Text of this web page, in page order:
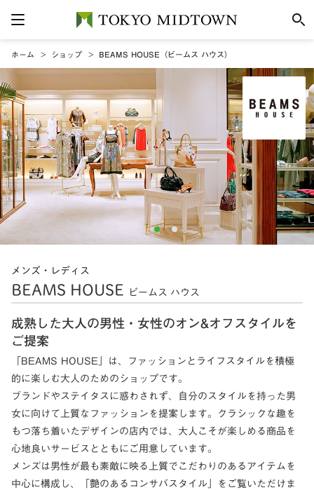
ホーム ショップ BEAMS HOUSE（ビームス ハウス）
メンズ・レディス
BEAMS HOUSE ビームス ハウス
成熟した大人の男性・女性のオン&オフスタイルを
ご提案
「BEAMS HOUSE」は、ファッションとライフスタイルを積極
的に楽しむ大人のためのショップです。
ブランドやステイタスに惑わされず、自分のスタイルを持った男
女に向けて上質なファッションを提案します。クラシックな趣を
もつ落ち着いたデザインの店内では、大人こそが楽しめる商品を
心地良いサービスとともにご用意しています。
メンズは男性が最も素敵に映る上質でこだわりのあるアイテムを
中心に構成し、「艶のあるコンサバスタイル」をご覧いただけま